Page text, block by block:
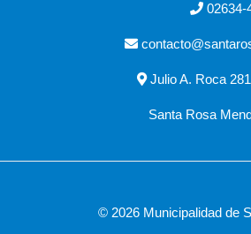
02634-
Julio A. Roca
Santa Rosa
© 2026 Municipalidad de